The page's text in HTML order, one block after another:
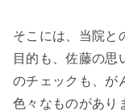
そこには、当院と
目的も、佐藤の思
のチェックも、が
色々なものがあり